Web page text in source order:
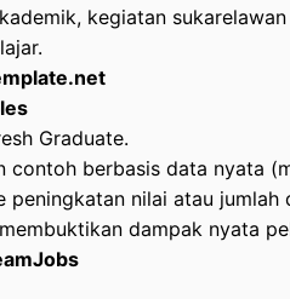
kegiatan sukarelawan
Graduate.
contoh berbasis data nyata
peningkatan nilai atau jumlah
dampak nyata